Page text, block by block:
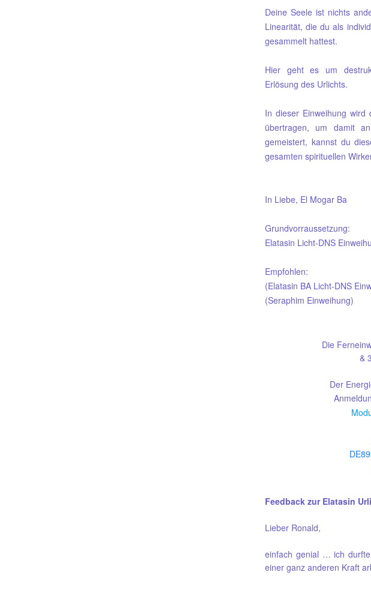
Deine Seele ist nichts
Linearität, die du als
gesammelt hattest.
Hier geht es um
Erlösung des Urlichts.
In dieser Einweihung
übertragen, um damit
gemeistert, kannst du
gesamten spirituellen
In Liebe, El Mogar Ba
Grundvorraussetzung:
Elatasin Licht-DNS
Empfohlen:
(Elatasin BA Licht-DNS
(Seraphim Einweihung)
Die
&
Der
Feedback zur Elatasin
Lieber Ronald,
einfach genial … ich
einer ganz anderen Kraft